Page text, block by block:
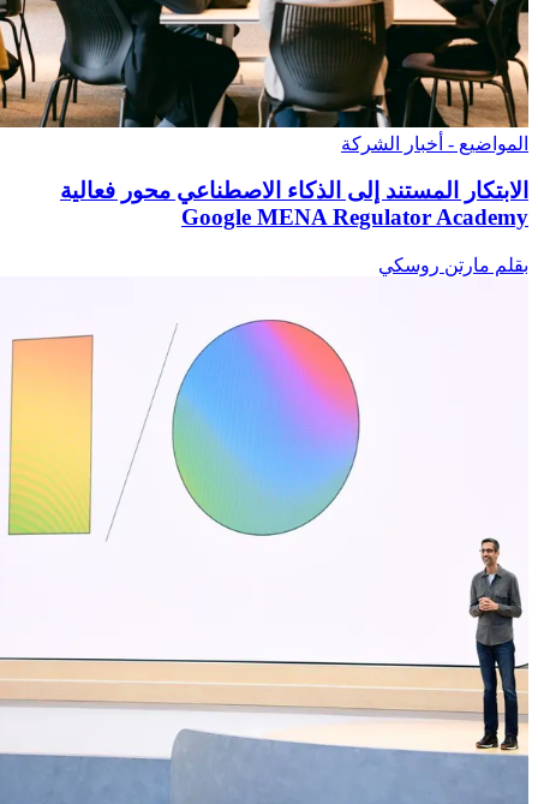
المواضيع - أخبار الشركة
الابتكار المستند إلى الذكاء الاصطناعي محور فعالية
Google MENA Regulator Academy
بقلم مارتن روسكي